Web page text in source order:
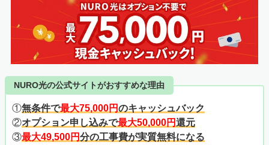
NURO光の公式サイトがおすすめな理由
①無条件で最大75,000円のキャッシュバック
②オプション申し込みで最大50,000円還元
③最大49,500円分の工事費が実質無料になる